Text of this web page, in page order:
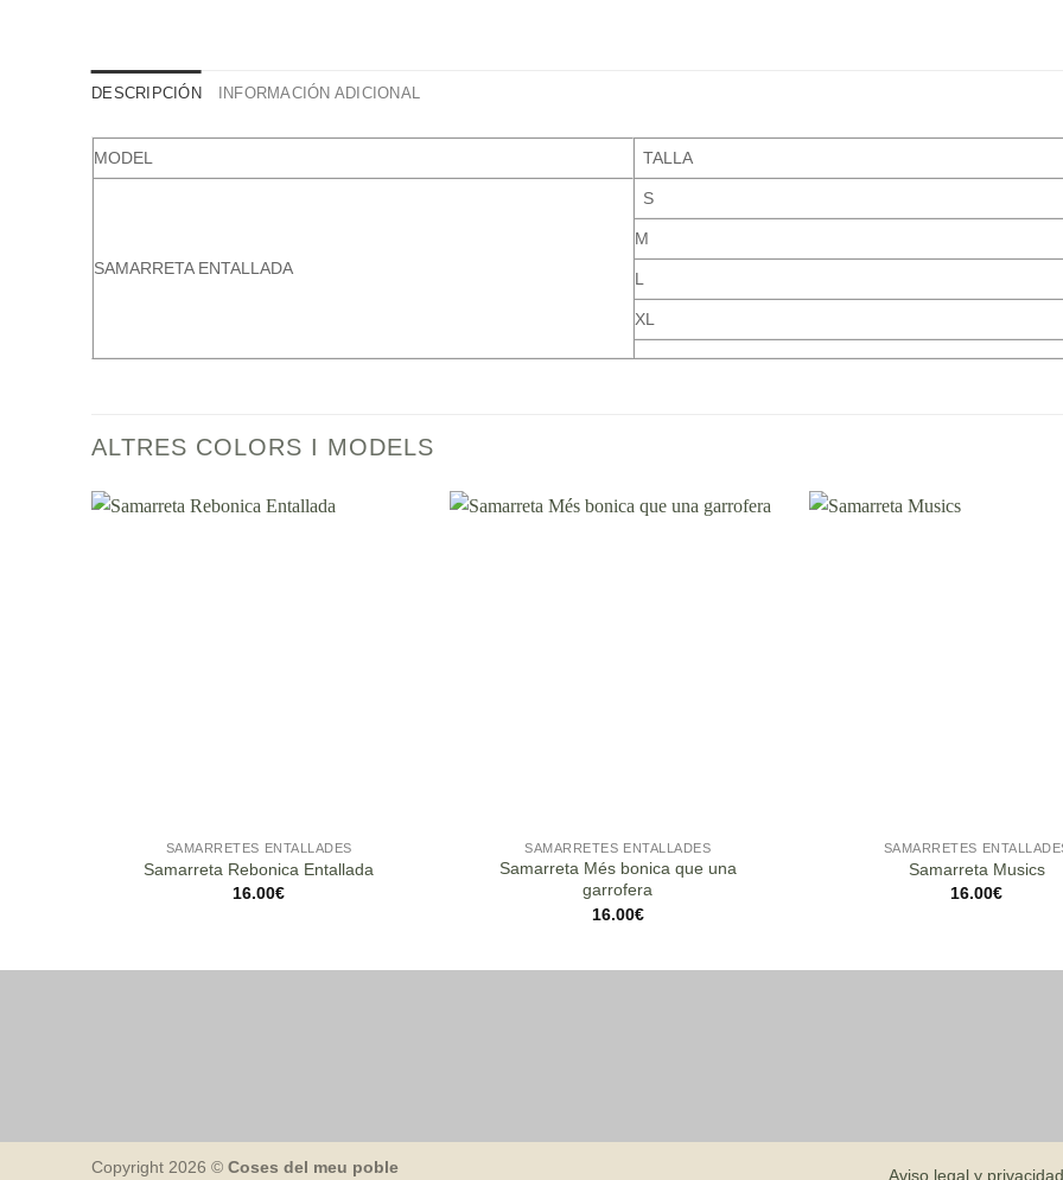
DESCRIPCIÓN INFORMACIÓN ADICIONAL
MODEL TALLA
SAMARRETA ENTALLADA
S
M
L
XL
ALTRES COLORS I MODELS
SAMARRETES ENTALLADES
Samarreta Rebonica Entallada
16.00€
SAMARRETES ENTALLADES
Samarreta Més bonica que una
garrofera
16.00€
SAMARRETES
Samarreta Musics
16.00€
Aviso legal y privacidad
Copyright 2026 © Coses del meu poble